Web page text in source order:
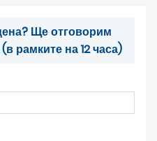
Ще отговорим
рамките на 12 часа)